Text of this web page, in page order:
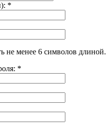
*
не менее 6 символов длиной.
*